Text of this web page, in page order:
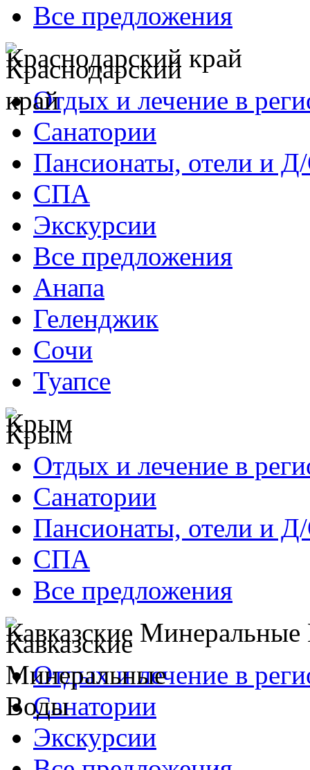
Все предложения
Краснодарский край
Отдых и лечение в
Санатории
Пансионаты, отели и
СПА
Экскурсии
Все предложения
Анапа
Геленджик
Сочи
Туапсе
Крым
Отдых и лечение в
Санатории
Пансионаты, отели и
СПА
Все предложения
Кавказские
Отдых и лечение в
Санатории
Экскурсии